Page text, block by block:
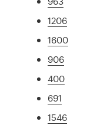
1206
1600
906
400
691
1546